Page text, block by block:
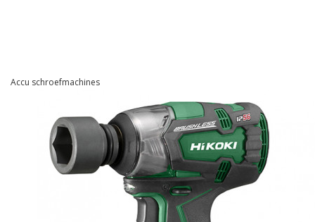
Accu schroefmachines